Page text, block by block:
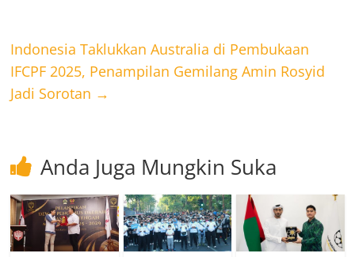
Indonesia Taklukkan Australia di Pembukaan
IFCPF 2025, Penampilan Gemilang Amin Rosyid
Jadi Sorotan →
Anda Juga Mungkin Suka